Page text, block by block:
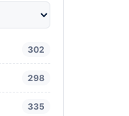
302
298
335